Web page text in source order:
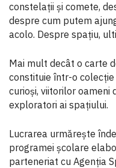
constelații și comete,
despre cum putem
acolo. Despre spațiu,
Mai mult decât o carte
constituie într-o
curioși, viitorilor oameni
exploratori ai spațiului.
Lucrarea urmărește
programei școlare
parteneriat cu Agenția